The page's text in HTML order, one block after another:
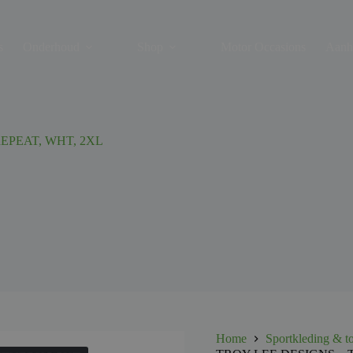
WHT, 2XL
Home
Sportkleding &